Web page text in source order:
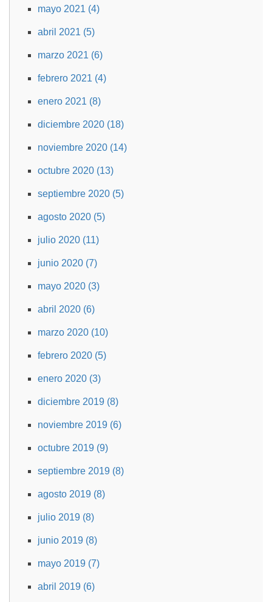
mayo 2021 (4)
abril 2021 (5)
marzo 2021 (6)
febrero 2021 (4)
enero 2021 (8)
diciembre 2020 (18)
noviembre 2020 (14)
octubre 2020 (13)
septiembre 2020 (5)
agosto 2020 (5)
julio 2020 (11)
junio 2020 (7)
mayo 2020 (3)
abril 2020 (6)
marzo 2020 (10)
febrero 2020 (5)
enero 2020 (3)
diciembre 2019 (8)
noviembre 2019 (6)
octubre 2019 (9)
septiembre 2019 (8)
agosto 2019 (8)
julio 2019 (8)
junio 2019 (8)
mayo 2019 (7)
abril 2019 (6)